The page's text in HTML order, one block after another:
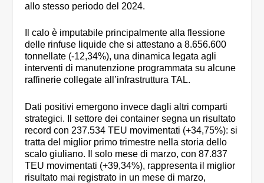
allo stesso periodo del 2024.
Il calo è imputabile principalmente alla flessione
delle rinfuse liquide che si attestano a 8.656.600
tonnellate (-12,34%), una dinamica legata agli
interventi di manutenzione programmata su alcune
raffinerie collegate all’infrastruttura TAL.
Dati positivi emergono invece dagli altri comparti
strategici. Il settore dei container segna un risultato
record con 237.534 TEU movimentati (+34,75%): si
tratta del miglior primo trimestre nella storia dello
scalo giuliano. Il solo mese di marzo, con 87.837
TEU movimentati (+39,34%), rappresenta il miglior
risultato mai registrato in un mese di marzo,